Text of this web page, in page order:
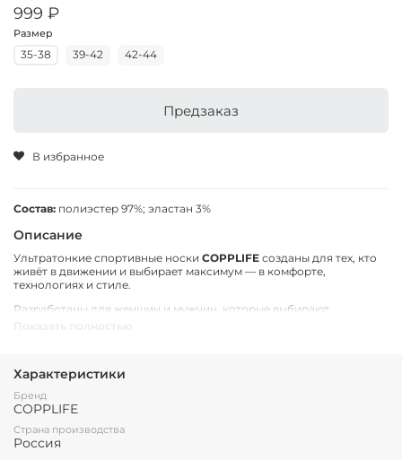
999 ₽
Размер
35-38 39-42 42-44
Предзаказ
В избранное
Состав: полиэстер 97%; эластан 3%
Описание
Ультратонкие спортивные носки COPPLIFE созданы для тех, кто
живёт в движении и выбирает максимум — в комфорте,
технологиях и стиле.
Разработаны для женщин и мужчин, которые выбирают
кровообращение, ускоряют восстановление и защищают от
запаха.
—Фиксация без компромиссов
держит форму без давления и складок.
Коллекция
Характеристики
Бренд
COPPLIFE
Страна производства
Россия